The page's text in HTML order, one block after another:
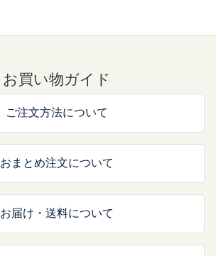
お買い物ガイド
ご注文方法について
おまとめ注文について
お届け・送料について